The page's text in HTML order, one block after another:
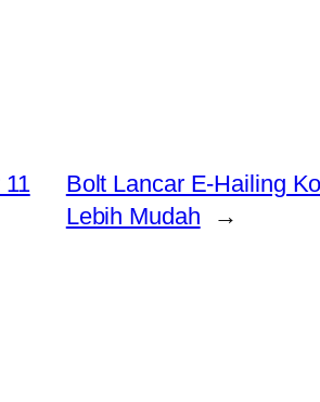
Bolt Lancar E-Hailing
Lebih Mudah
→